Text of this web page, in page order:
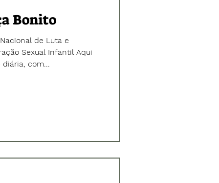
Bonito
de Luta e
Sexual Infantil Aqui
com...